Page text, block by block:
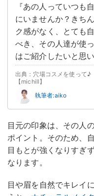
『あの人っていつも
にいませんか？きち
ク感がなく、とても
べき、その人達が使
はご紹介したいと思い
出典：穴場コスメを使って♪
【michill】
執筆者:aiko
目元の印象は、その人
ポイント。そのため、
目もとが強くなりすぎ
なります。
目や眉を自然でキレイ